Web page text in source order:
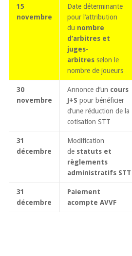
15
novembre
Date déterminante
pour l’attribution
du nombre
d’arbitres et
juges-
arbitresselon le
nombre de joueurs
30
novembre
Annonce d’un cours
J+S pour bénéficier
d’une réduction de la
cotisation STT
31
décembre
Modification
de statuts et
règlements
administratifs STT
31
décembre
Paiement
acompte AVVF